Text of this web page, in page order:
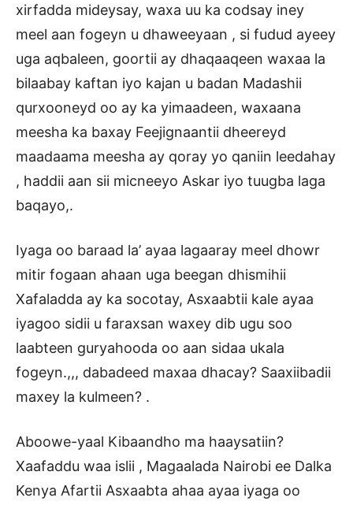
xirfadda mideysay, waxa uu ka codsay iney
meel aan fogeyn u dhaweeyaan , si fudud ayeey
uga aqbaleen, goortii ay dhaqaaqeen waxaa la
bilaabay kaftan iyo kajan u badan Madashii
qurxooneyd oo ay ka yimaadeen, waxaana
meesha ka baxay Feejignaantii dheereyd
maadaama meesha ay qoray yo qaniin leedahay
, haddii aan sii micneeyo Askar iyo tuugba laga
baqayo,.
Iyaga oo baraad la’ ayaa lagaaray meel dhowr
mitir fogaan ahaan uga beegan dhismihii
Xafaladda ay ka socotay, Asxaabtii kale ayaa
iyagoo sidii u faraxsan waxey dib ugu soo
laabteen guryahooda oo aan sidaa ukala
fogeyn.,,, dabadeed maxaa dhacay? Saaxiibadii
maxey la kulmeen? .
Aboowe-yaal Kibaandho ma haaysatiin?
Xaafaddu waa islii , Magaalada Nairobi ee Dalka
Kenya Afartii Asxaabta ahaa ayaa iyaga oo